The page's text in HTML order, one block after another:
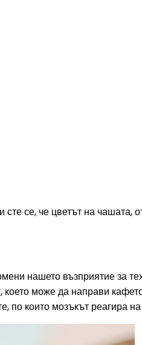
се, че цветът на чашата,
нашето възприятие за
което може да направи
по които мозъкът реагира на